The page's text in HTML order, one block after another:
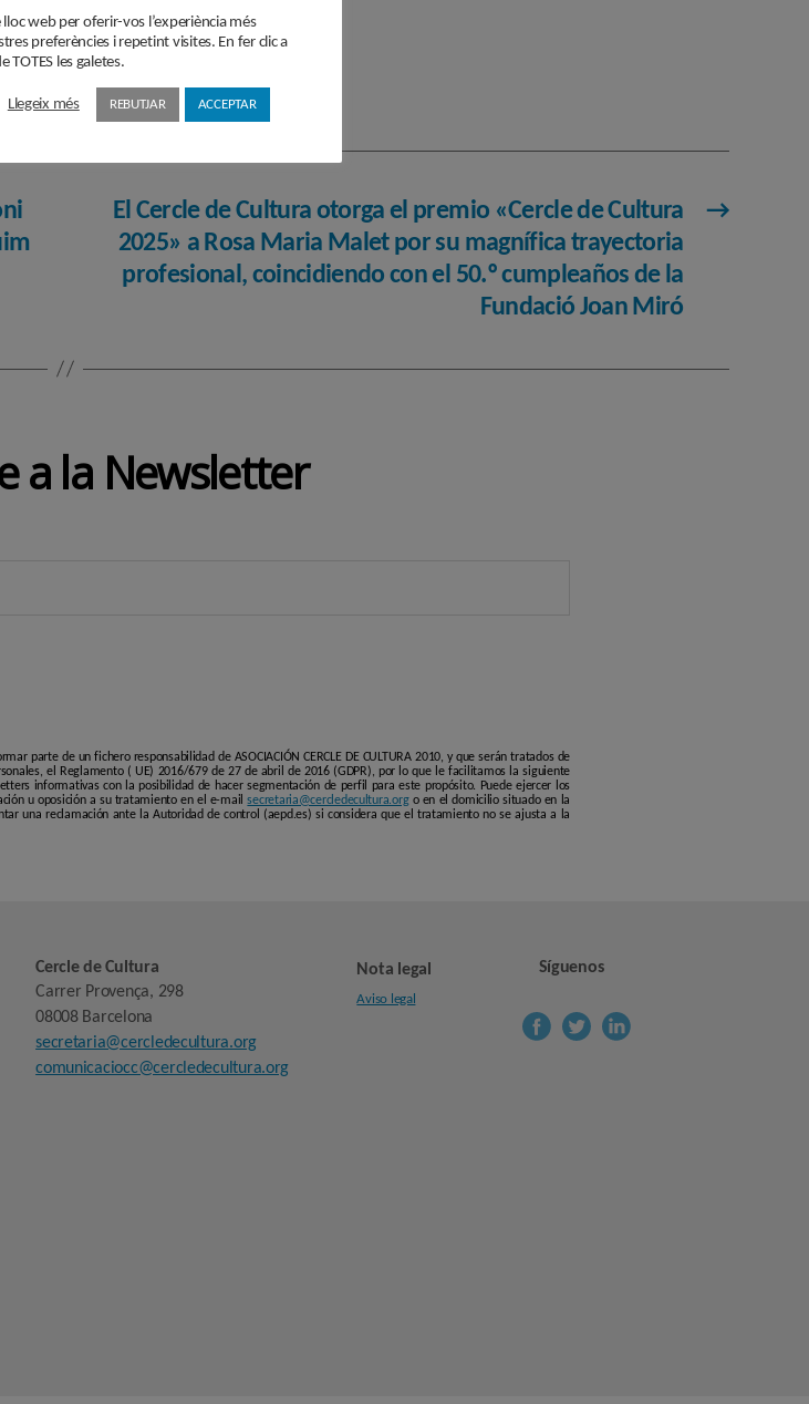
→
El Cercle de Cultura otorga el premio «Cercle de Cultura
2025» a Rosa Maria Malet por su magnífica trayectoria
profesional, coincidiendo con el 50.º cumpleaños de la
Fundació Joan Miró
a la Newsletter
parte de un fichero responsabilidad de ASOCIACIÓN CERCLE DE CULTURA 2010, y que serán tratados de
el Reglamento ( UE) 2016/679 de 27 de abril de 2016 (GDPR), por lo que le facilitamos la siguiente
informativas con la posibilidad de hacer segmentación de perfil para este propósito. Puede ejercer los
u oposición a su tratamiento en el e-mailsecretaria@cercledecultura.orgo en el domicilio situado en la
una reclamación ante la Autoridad de control (aepd.es) si considera que el tratamiento no se ajusta a la
Cercle de Cultura
Carrer Provença, 298
08008 Barcelona
secretaria@cercledecultura.org
comunicaciocc@cercledecultura.org
Nota legal
Aviso legal
Síguenos
web per oferir-vos l’experiència més
preferències i repetint visites. En fer clic a
TOTES les galetes.
Llegeix més REBUTJAR ACCEPTAR